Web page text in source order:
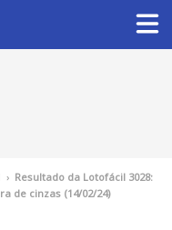
› Resultado da Lotofácil 3028:
de cinzas (14/02/24)